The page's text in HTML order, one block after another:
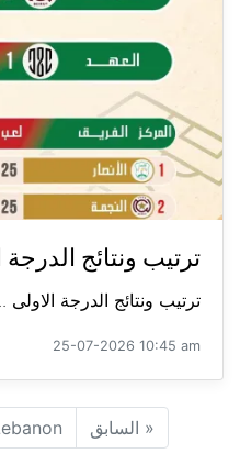
ترتيب ونتائج الدرجة
ترتيب ونتائج الدرجة الاولى ...
25-07-2026 10:45 am
« السابق